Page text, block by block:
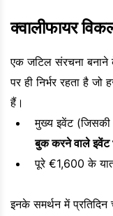
क्वालीफायर
एक जटिल संरचना बनाने
पर ही निर्भर रहता है जो
हैं।
मुख्य इवेंट
बुक करने वाले इवेंट
पूरे €1,600 के
इनके समर्थन में